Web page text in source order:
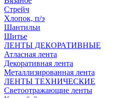
Стрейч
Хлопок, п/э
Шантильи
Шитье
ЛЕНТЫ ДЕКОРАТИВНЫЕ
Атласная лента
Декоративная лента
Металлизированная лента
ЛЕНТЫ ТЕХНИЧЕСКИЕ
Светоотражающие ленты